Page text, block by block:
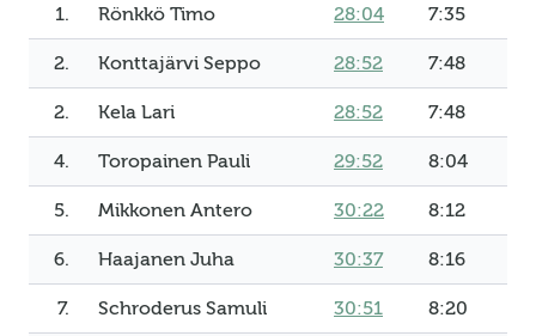
1. Rönkkö Timo 28:04 7:35
2. Konttajärvi Seppo 28:52 7:48
2. Kela Lari 28:52 7:48
4. Toropainen Pauli 29:52 8:04
5. Mikkonen Antero 30:22 8:12
6. Haajanen Juha 30:37 8:16
7. Schroderus Samuli 30:51 8:20